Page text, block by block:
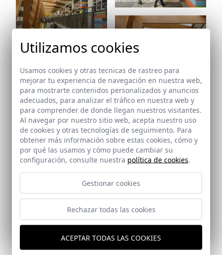
Ref: 8671_28
Ref: 8671_29
Ref: 8671_31
Utilizamos cookies
Usamos cookies y otras tecnicas de rastreo para
mejorar tu experiencia de navegación en nuestra web,
para mostrarte contenidos personalizados y anuncios
adecuados, para analizar el tráfico en nuestra web y
para comprender de donde llegan nuestros visitantes.
Al navegar por nuestro sitio web, acepta nuestro uso
de cookies y otras tecnologías de seguimiento. Para
obtener más información sobre estas cookies, cómo y
por qué las usamos y cómo puede cambiar su
configuración, consulte nuestra política de cookies.
Gestionar cookies
Rechazar todas las cookies
ACEPTAR TODAS LAS COOKIES